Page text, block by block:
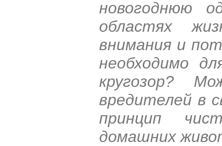
новогоднюю
областях
внимания и
необходимо
кругозор?
вредителей в
принцип
домашних